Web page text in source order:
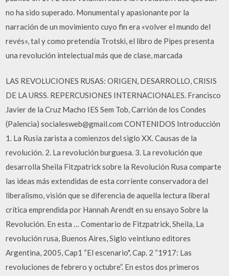
no ha sido superado. Monumental y apasionante por la
narración de un movimiento cuyo fin era «volver el mundo del
revés», tal y como pretendía Trotski, el libro de Pipes presenta
una revolución intelectual más que de clase, marcada
LAS REVOLUCIONES RUSAS: ORIGEN, DESARROLLO, CRISIS
DE LA URSS. REPERCUSIONES INTERNACIONALES. Francisco
Javier de la Cruz Macho IES Sem Tob, Carrión de los Condes
(Palencia) socialesweb@gmail.com CONTENIDOS Introducción
1. La Rusia zarista a comienzos del siglo XX. Causas de la
revolución. 2. La revolución burguesa. 3. La revolución que
desarrolla Sheila Fitzpatrick sobre la Revolución Rusa comparte
las ideas más extendidas de esta corriente conservadora del
liberalismo, visión que se diferencia de aquella lectura liberal
crítica emprendida por Hannah Arendt en su ensayo Sobre la
Revolución. En esta … Comentario de Fitzpatrick, Sheila, La
revolución rusa, Buenos Aires, Siglo veintiuno editores
Argentina, 2005, Cap1 “El escenario", Cap. 2 “1917: Las
revoluciones de febrero y octubre”. En estos dos primeros